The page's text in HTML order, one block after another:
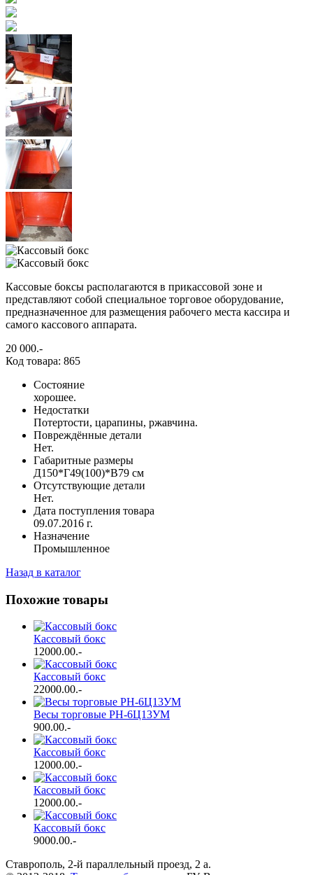
Кассовые боксы располагаются в прикассовой зоне и
представляют собой специальное торговое оборудование,
предназначенное для размещения рабочего места кассира и
самого кассового аппарата.
20 000.-
Код товара: 865
Состояние
хорошее.
Недостатки
Потертости, царапины, ржавчина.
Повреждённые детали
Нет.
Габаритные размеры
Д150*Г49(100)*В79 см
Отсутствующие детали
Нет.
Дата поступления товара
09.07.2016 г.
Назначение
Промышленное
Назад в каталог
Похожие товары
Кассовый бокс
12000.00.-
Кассовый бокс
22000.00.-
Весы торговые РН-6Ц13УМ
900.00.-
Кассовый бокс
12000.00.-
Кассовый бокс
12000.00.-
Кассовый бокс
9000.00.-
Ставрополь, 2-й параллельный проезд, 2 a.